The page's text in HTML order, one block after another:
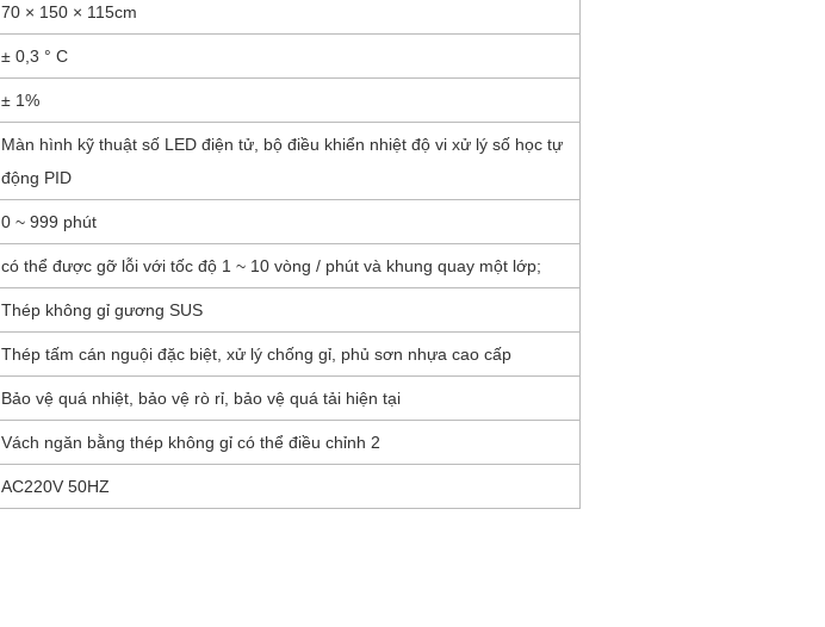
70 × 150 × 115cm
± 0,3 ° C
± 1%
Màn hình kỹ thuật số LED điện tử, bộ điều khiển nhiệt độ vi xử lý số học tự
động PID
0 ~ 999 phút
có thể được gỡ lỗi với tốc độ 1 ~ 10 vòng / phút và khung quay một lớp;
Thép không gỉ gương SUS
Thép tấm cán nguội đặc biệt, xử lý chống gỉ, phủ sơn nhựa cao cấp
Bảo vệ quá nhiệt, bảo vệ rò rỉ, bảo vệ quá tải hiện tại
Vách ngăn bằng thép không gỉ có thể điều chỉnh 2
AC220V 50HZ